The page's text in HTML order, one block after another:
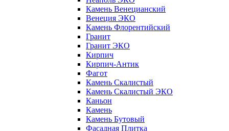
Камень Венецианский
Венеция ЭКО
Камень Флорентийский
Гранит
Гранит ЭКО
Кирпич
Кирпич-Антик
Фагот
Камень Скалистый
Камень Скалистый ЭКО
Каньон
Камень
Камень Бутовый
Фасадная Плитка